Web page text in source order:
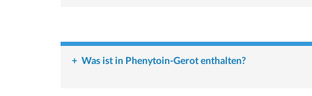
+ Was ist in Phenytoin-Gerot enthalten?